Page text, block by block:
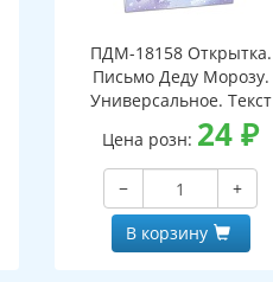
ПДМ-18158 Открытка.
Письмо Деду Морозу.
Универсальное. Текст
Цена розн: 24₽
−
+
В корзину